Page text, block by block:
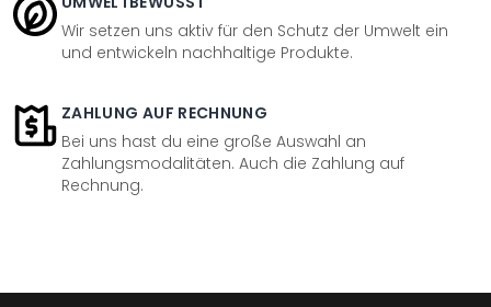
Wir setzen uns aktiv für den Schutz der Umwelt ein
und entwickeln nachhaltige Produkte.
ZAHLUNG AUF RECHNUNG
Bei uns hast du eine große Auswahl an
Zahlungsmodalitäten. Auch die Zahlung auf
Rechnung.